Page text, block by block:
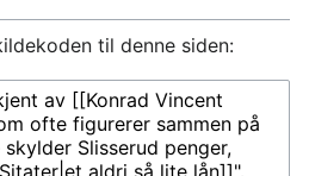
til denne siden: